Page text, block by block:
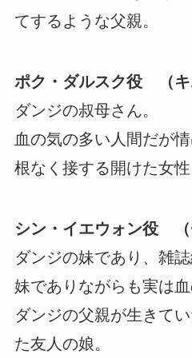
てするような父親。
ポク・ダルスク役 （キ
ダンジの叔母さん。
血の気の多い人間だが
根なく接する開けた女性
シン・イエウォン役 （
ダンジの妹であり、雑誌
妹でありながらも実は血
ダンジの父親が生きて
た友人の娘。